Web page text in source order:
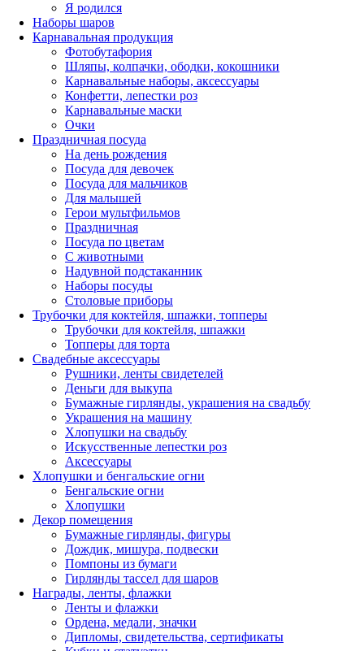
Я родился
Наборы шаров
Карнавальная продукция
Фотобутафория
Шляпы, колпачки, ободки, кокошники
Карнавальные наборы, аксессуары
Конфетти, лепестки роз
Карнавальные маски
Очки
Праздничная посуда
На день рождения
Посуда для девочек
Посуда для мальчиков
Для малышей
Герои мультфильмов
Праздничная
Посуда по цветам
С животными
Надувной подстаканник
Наборы посуды
Столовые приборы
Трубочки для коктейля, шпажки, топперы
Трубочки для коктейля, шпажки
Топперы для торта
Свадебные аксессуары
Рушники, ленты свидетелей
Деньги для выкупа
Бумажные гирлянды, украшения на свадьбу
Украшения на машину
Хлопушки на свадьбу
Искусственные лепестки роз
Аксессуары
Хлопушки и бенгальские огни
Бенгальские огни
Хлопушки
Декор помещения
Бумажные гирлянды, фигуры
Дождик, мишура, подвески
Помпоны из бумаги
Гирлянды тассел для шаров
Награды, ленты, флажки
Ленты и флажки
Ордена, медали, значки
Дипломы, свидетельства, сертификаты